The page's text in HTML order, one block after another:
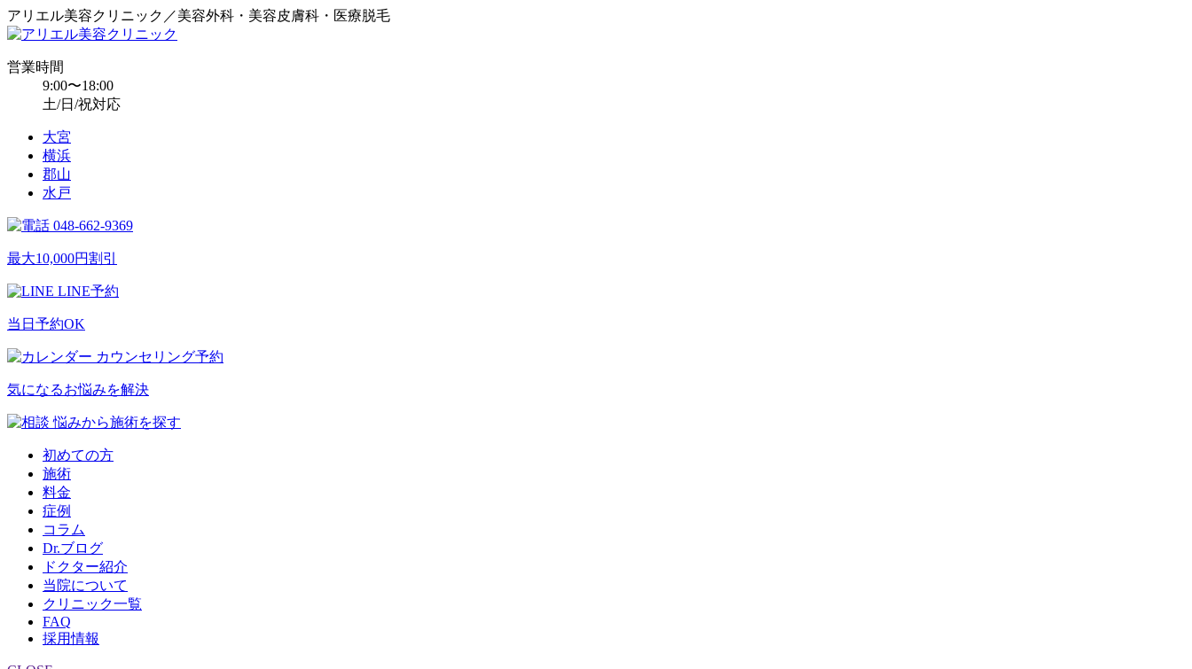
アリエル美容クリニック／美容外科・美容皮膚科・医療脱毛
営業時間
9:00〜18:00
土/日/祝対応
大宮
横浜
郡山
水戸
048-662-9369
最大10,000円割引
LINE予約
当日予約OK
カウンセリング予約
気になるお悩みを解決
悩みから施術を探す
初めての方
施術
料金
症例
コラム
Dr.ブログ
ドクター紹介
当院について
クリニック一覧
FAQ
採用情報